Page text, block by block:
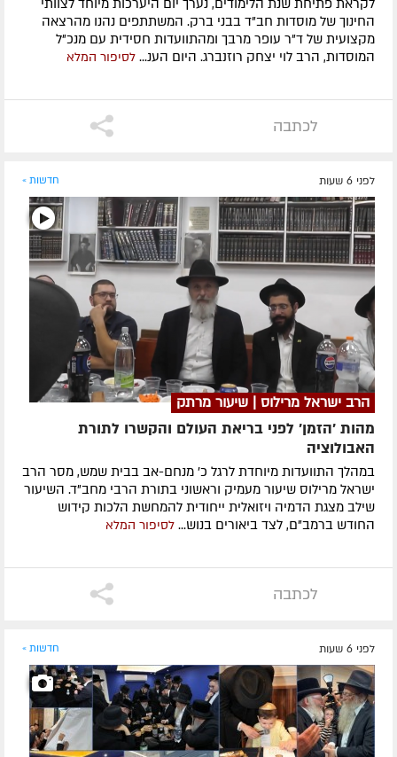
החינוך של מוסדות חב"ד בבני ברק. המשתתפים נהנו מהרצאה
מקצועית של ד"ר עופר מרבך ומהתוועדות חסידית עם מנכ"ל
המוסדות, הרב לוי יצחק רוזנברג. היום הענ... לסיפור המלא
לכתבה
לפני 6 שעות חדשות »
הרב ישראל מרילוס | שיעור מרתק
מהות 'הזמן' לפני בריאת העולם והקשרו לתורת
האבולוציה
במהלך התוועדות מיוחדת לרגל כ' מנחם-אב בבית שמש, מסר הרב
ישראל מרילוס שיעור מעמיק וראשוני בתורת הרבי מחב"ד. השיעור
שילב מצגת הדמיה ויזואלית ייחודית להמחשת הלכות קידוש
החודש ברמב"ם, לצד ביאורים בנוש... לסיפור המלא
לכתבה
לפני 6 שעות חדשות »